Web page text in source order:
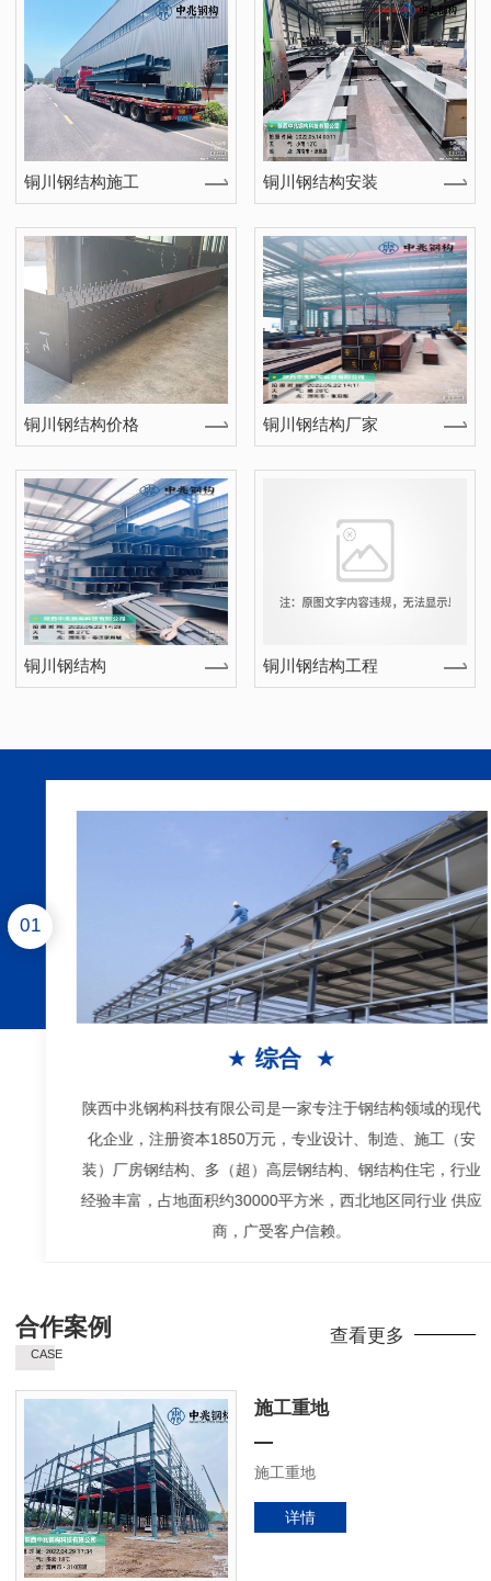
铜川钢结构施工 铜川钢结构安装
铜川钢结构价格 铜川钢结构厂家
铜川钢结构 铜川钢结构工程
★ 综合 ★
陕西中兆钢构科技有限公司是一家专注于钢结构领域的现代
化企业，注册资本1850万元，专业设计、制造、施工（安
装）厂房钢结构、多（超）高层钢结构、钢结构住宅，行业
经验丰富，占地面积约30000平方米，西北地区同行业 供应
商，广受客户信赖。
1
合作案例
CASE
查看更多
施工重地
施工重地
详情